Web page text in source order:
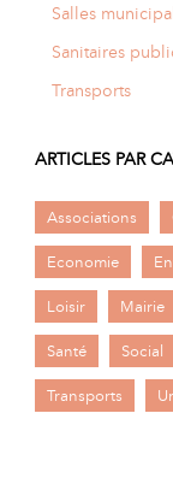
Salles
Sanitaires
Transports
ARTICLES PAR
Associations
Economie
Loisir Mairie
Santé Social
Transports